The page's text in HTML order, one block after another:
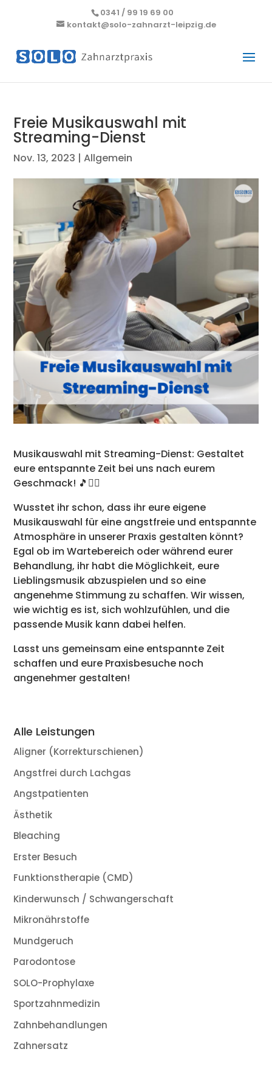
0341 / 99 19 69 00
kontakt@solo-zahnarzt-leipzig.de
Freie Musikauswahl mit
Streaming-Dienst
Nov. 13, 2023 |Allgemein
Musikauswahl mit Streaming-Dienst: Gestaltet
eure entspannte Zeit bei uns nach eurem
Geschmack! 🎵💆‍♀️
Wusstet ihr schon, dass ihr eure eigene
Musikauswahl für eine angstfreie und entspannte
Atmosphäre in unserer Praxis gestalten könnt?
Egal ob im Wartebereich oder während eurer
Behandlung, ihr habt die Möglichkeit, eure
Lieblingsmusik abzuspielen und so eine
angenehme Stimmung zu schaffen. Wir wissen,
wie wichtig es ist, sich wohlzufühlen, und die
passende Musik kann dabei helfen.
Lasst uns gemeinsam eine entspannte Zeit
schaffen und eure Praxisbesuche noch
angenehmer gestalten!
Alle Leistungen
Aligner (Korrekturschienen)
Angstfrei durch Lachgas
Angstpatienten
Ästhetik
Bleaching
Erster Besuch
Funktionstherapie (CMD)
Kinderwunsch / Schwangerschaft
Mikronährstoffe
Mundgeruch
Parodontose
SOLO-Prophylaxe
Sportzahnmedizin
Zahnbehandlungen
Zahnersatz